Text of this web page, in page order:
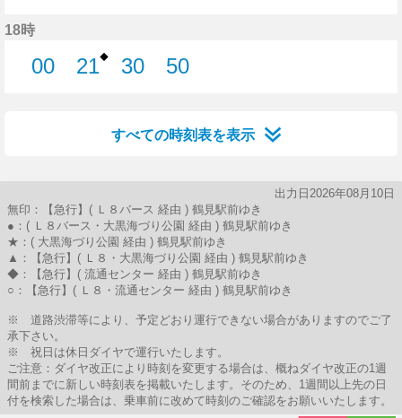
18時
00
21◆
30
50
すべての時刻表を表示
出力日2026年08月10日
無印：【急行】( Ｌ８バース 経由 ) 鶴見駅前ゆき
●：( Ｌ８バース・大黒海づり公園 経由 ) 鶴見駅前ゆき
★：( 大黒海づり公園 経由 ) 鶴見駅前ゆき
▲：【急行】( Ｌ８・大黒海づり公園 経由 ) 鶴見駅前ゆき
◆：【急行】( 流通センター 経由 ) 鶴見駅前ゆき
○：【急行】( Ｌ８・流通センター 経由 ) 鶴見駅前ゆき
※ 道路渋滞等により、予定どおり運行できない場合がありますのでご了
承下さい。
※ 祝日は休日ダイヤで運行いたします。
ご注意：ダイヤ改正により時刻を変更する場合は、概ねダイヤ改正の1週
間前までに新しい時刻表を掲載いたします。そのため、1週間以上先の日
付を検索した場合は、乗車前に改めて時刻のご確認をお願いいたします。